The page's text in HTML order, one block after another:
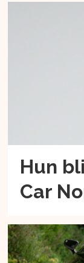
Hun
Car